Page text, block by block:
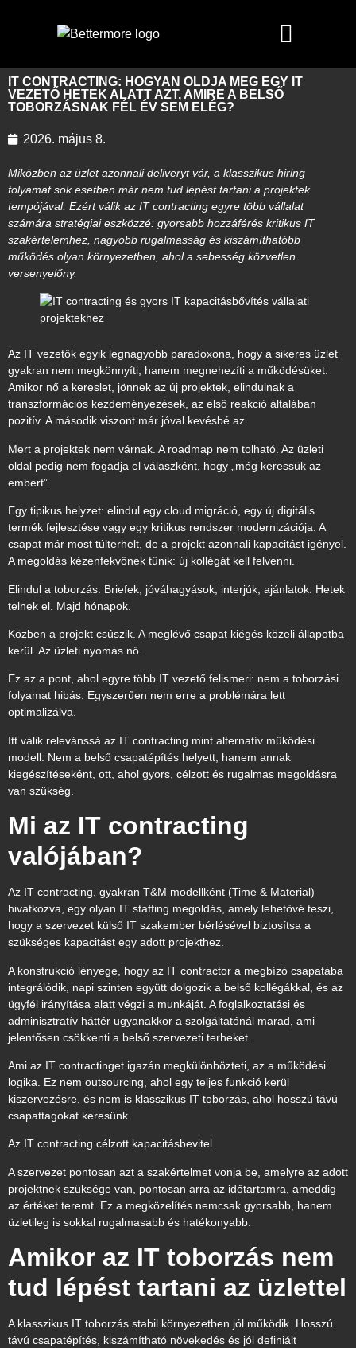
IT CONTRACTING: HOGYAN OLDJA MEG EGY IT
VEZETŐ HETEK ALATT AZT, AMIRE A BELSŐ
TOBORZÁSNAK FÉL ÉV SEM ELÉG?
2026. május 8.
Miközben az üzlet azonnali deliveryt vár, a klasszikus hiring
folyamat sok esetben már nem tud lépést tartani a projektek
tempójával. Ezért válik az IT contracting egyre több vállalat
számára stratégiai eszközzé: gyorsabb hozzáférés kritikus IT
szakértelemhez, nagyobb rugalmasság és kiszámíthatóbb
működés olyan környezetben, ahol a sebesség közvetlen
versenyelőny.
Az IT vezetők egyik legnagyobb paradoxona, hogy a sikeres üzlet
gyakran nem megkönnyíti, hanem megnehezíti a működésüket.
Amikor nő a kereslet, jönnek az új projektek, elindulnak a
transzformációs kezdeményezések, az első reakció általában
pozitív. A második viszont már jóval kevésbé az.
Mert a projektek nem várnak. A roadmap nem tolható. Az üzleti
oldal pedig nem fogadja el válaszként, hogy „még keressük az
embert”.
Egy tipikus helyzet: elindul egy cloud migráció, egy új digitális
termék fejlesztése vagy egy kritikus rendszer modernizációja. A
csapat már most túlterhelt, de a projekt azonnali kapacitást igényel.
A megoldás kézenfekvőnek tűnik: új kollégát kell felvenni.
Elindul a toborzás. Briefek, jóváhagyások, interjúk, ajánlatok. Hetek
telnek el. Majd hónapok.
Közben a projekt csúszik. A meglévő csapat kiégés közeli állapotba
kerül. Az üzleti nyomás nő.
Ez az a pont, ahol egyre több IT vezető felismeri: nem a toborzási
folyamat hibás. Egyszerűen nem erre a problémára lett
optimalizálva.
Itt válik relevánssá az IT contracting mint alternatív működési
modell. Nem a belső csapatépítés helyett, hanem annak
kiegészítéseként, ott, ahol gyors, célzott és rugalmas megoldásra
van szükség.
Mi az IT contracting
valójában?
Az IT contracting , gyakran T&M modellként (Time & Material)
hivatkozva, egy olyan IT staffing megoldás, amely lehetővé teszi,
hogy a szervezet külső IT szakember bérlésével biztosítsa a
szükséges kapacitást egy adott projekthez.
A konstrukció lényege, hogy az IT contractor a megbízó csapatába
integrálódik, napi szinten együtt dolgozik a belső kollégákkal, és az
ügyfél irányítása alatt végzi a munkáját. A foglalkoztatási és
adminisztratív háttér ugyanakkor a szolgáltatónál marad, ami
jelentősen csökkenti a belső szervezeti terheket.
Ami az IT contractinget igazán megkülönbözteti, az a működési
logika. Ez nem outsourcing, ahol egy teljes funkció kerül
kiszervezésre, és nem is klasszikus IT toborzás, ahol hosszú távú
csapattagokat keresünk.
Az IT contracting célzott kapacitásbevitel.
A szervezet pontosan azt a szakértelmet vonja be, amelyre az adott
projektnek szüksége van, pontosan arra az időtartamra, ameddig
az értéket teremt. Ez a megközelítés nemcsak gyorsabb, hanem
üzletileg is sokkal rugalmasabb és hatékonyabb.
Amikor az IT toborzás nem
tud lépést tartani az üzlettel
A klasszikus IT toborzás stabil környezetben jól működik. Hosszú
távú csapatépítés, kiszámítható növekedés és jól definiált